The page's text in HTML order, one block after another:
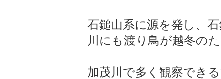
石鎚山系に源を発し、
川にも渡り鳥が越冬の
加茂川で多く観察でき